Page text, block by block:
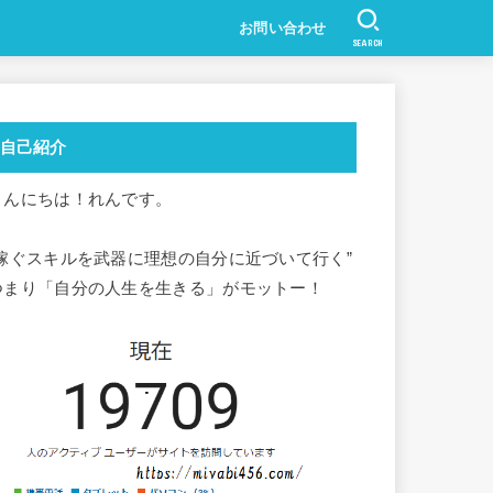
お問い合わせ
SEARCH
自己紹介
んにちは！れんです。
ぐスキルを武器に理想の自分に近づいて行く”
まり「自分の人生を生きる」がモットー！